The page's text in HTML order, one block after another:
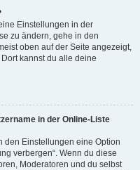
Einstellungen in der
zu ändern, gehe in den
oben auf der Seite angezeigt,
kannst du alle deine
in der Online-Liste
den Einstellungen eine Option
verbergen“. Wenn du diese
Moderatoren und du selbst